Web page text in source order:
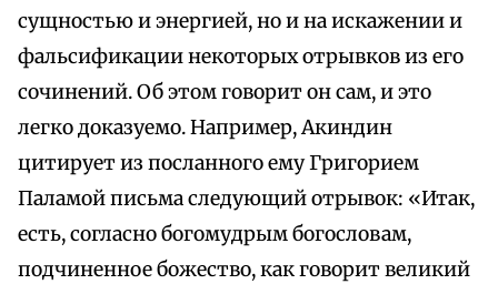
сущностью и энергией, но и на искажении и
фальсификации некоторых отрывков из его
сочинений. Об этом говорит он сам, и это
легко доказуемо. Например, Акиндин
цитирует из посланного ему Григорием
Паламой письма следующий отрывок: «Итак,
есть, согласно богомудрым богословам,
подчиненное божество, как говорит великий